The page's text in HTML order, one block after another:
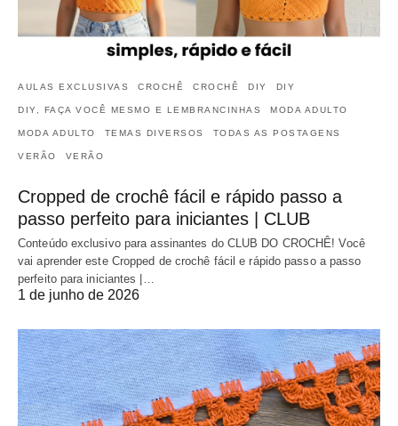
AULAS EXCLUSIVAS CROCHÊ CROCHÊ DIY DIY
DIY, FAÇA VOCÊ MESMO E LEMBRANCINHAS MODA ADULTO
MODA ADULTO TEMAS DIVERSOS TODAS AS POSTAGENS
VERÃO VERÃO
Cropped de crochê fácil e rápido passo a
passo perfeito para iniciantes | CLUB
Conteúdo exclusivo para assinantes do CLUB DO CROCHÊ! Você
vai aprender este Cropped de crochê fácil e rápido passo a passo
perfeito para iniciantes |…
1 de junho de 2026